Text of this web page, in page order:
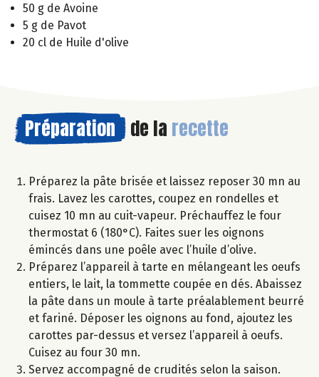
50 g de Avoine
5 g de Pavot
20 cl de Huile d'olive
Préparation de la recette
Préparez la pâte brisée et laissez reposer 30 mn au
frais. Lavez les carottes, coupez en rondelles et
cuisez 10 mn au cuit-vapeur. Préchauffez le four
thermostat 6 (180°C). Faites suer les oignons
émincés dans une poêle avec l’huile d’olive.
Préparez l’appareil à tarte en mélangeant les oeufs
entiers, le lait, la tommette coupée en dés. Abaissez
la pâte dans un moule à tarte préalablement beurré
et fariné. Déposer les oignons au fond, ajoutez les
carottes par-dessus et versez l’appareil à oeufs.
Cuisez au four 30 mn.
Servez accompagné de crudités selon la saison.